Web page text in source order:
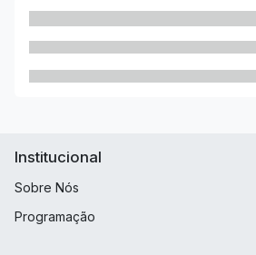
Institucional
Sobre Nós
Programação